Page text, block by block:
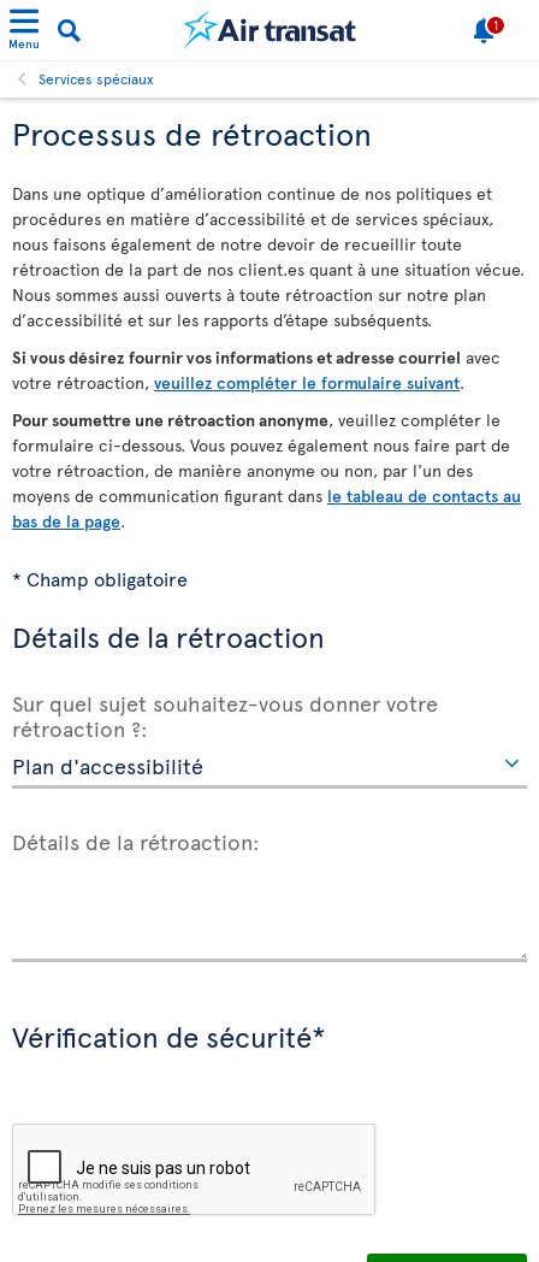
Menu
1
Services spéciaux
Processus de rétroaction
Dans une optique d’amélioration continue de nos politiques et
procédures en matière d’accessibilité et de services spéciaux,
nous faisons également de notre devoir de recueillir toute
rétroaction de la part de nos client.es quant à une situation vécue.
Nous sommes aussi ouverts à toute rétroaction sur notre plan
d’accessibilité et sur les rapports d’étape subséquents.
Si vous désirez fournir vos informations et adresse courriel avec
votre rétroaction, veuillez compléter le formulaire suivant.
Pour soumettre une rétroaction anonyme, veuillez compléter le
formulaire ci-dessous. Vous pouvez également nous faire part de
votre rétroaction, de manière anonyme ou non, par l'un des
moyens de communication figurant dans le tableau de contacts au
bas de la page.
* Champ obligatoire
Détails de la rétroaction
Sur quel sujet souhaitez-vous donner votre
rétroaction ?:
Détails de la rétroaction:
Vérification de sécurité*